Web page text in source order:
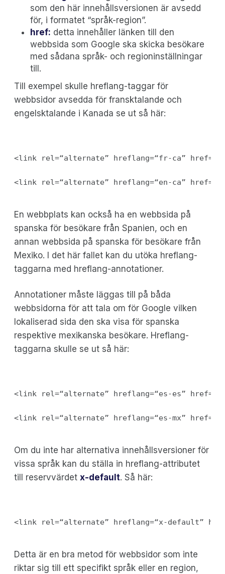
som den här innehållsversionen är avsedd
för, i formatet “språk-region”.
href: detta innehåller länken till den
webbsida som Google ska skicka besökare
med sådana språk- och regioninställningar
till.
Till exempel skulle hreflang-taggar för
webbsidor avsedda för fransktalande och
engelsktalande i Kanada se ut så här:
<link rel=“alternate” hreflang=“fr-ca”
En webbplats kan också ha en webbsida på
spanska för besökare från Spanien, och en
annan webbsida på spanska för besökare från
Mexiko. I det här fallet kan du utöka hreflang-
taggarna med hreflang-annotationer.
Annotationer måste läggas till på båda
webbsidorna för att tala om för Google vilken
lokaliserad sida den ska visa för spanska
respektive mexikanska besökare. Hreflang-
taggarna skulle se ut så här:
<link rel=“alternate” hreflang=“es-es”
Om du inte har alternativa innehållsversioner för
vissa språk kan du ställa in hreflang-attributet
till reservvärdet x-default. Så här:
Detta är en bra metod för webbsidor som inte
riktar sig till ett specifikt språk eller en region,